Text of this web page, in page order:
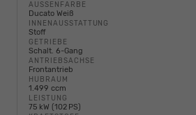
AUSSENFARBE
Ducato Weiß
INNENAUSSTATTUNG
Stoff
GETRIEBE
Schalt. 6-Gang
ANTRIEBSACHSE
Frontantrieb
HUBRAUM
1.499 ccm
LEISTUNG
75 kW (102 PS)